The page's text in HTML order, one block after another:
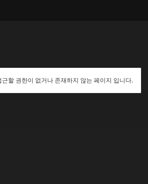
근할 권한이 없거나 존재하지 않는 페이지 입니다.